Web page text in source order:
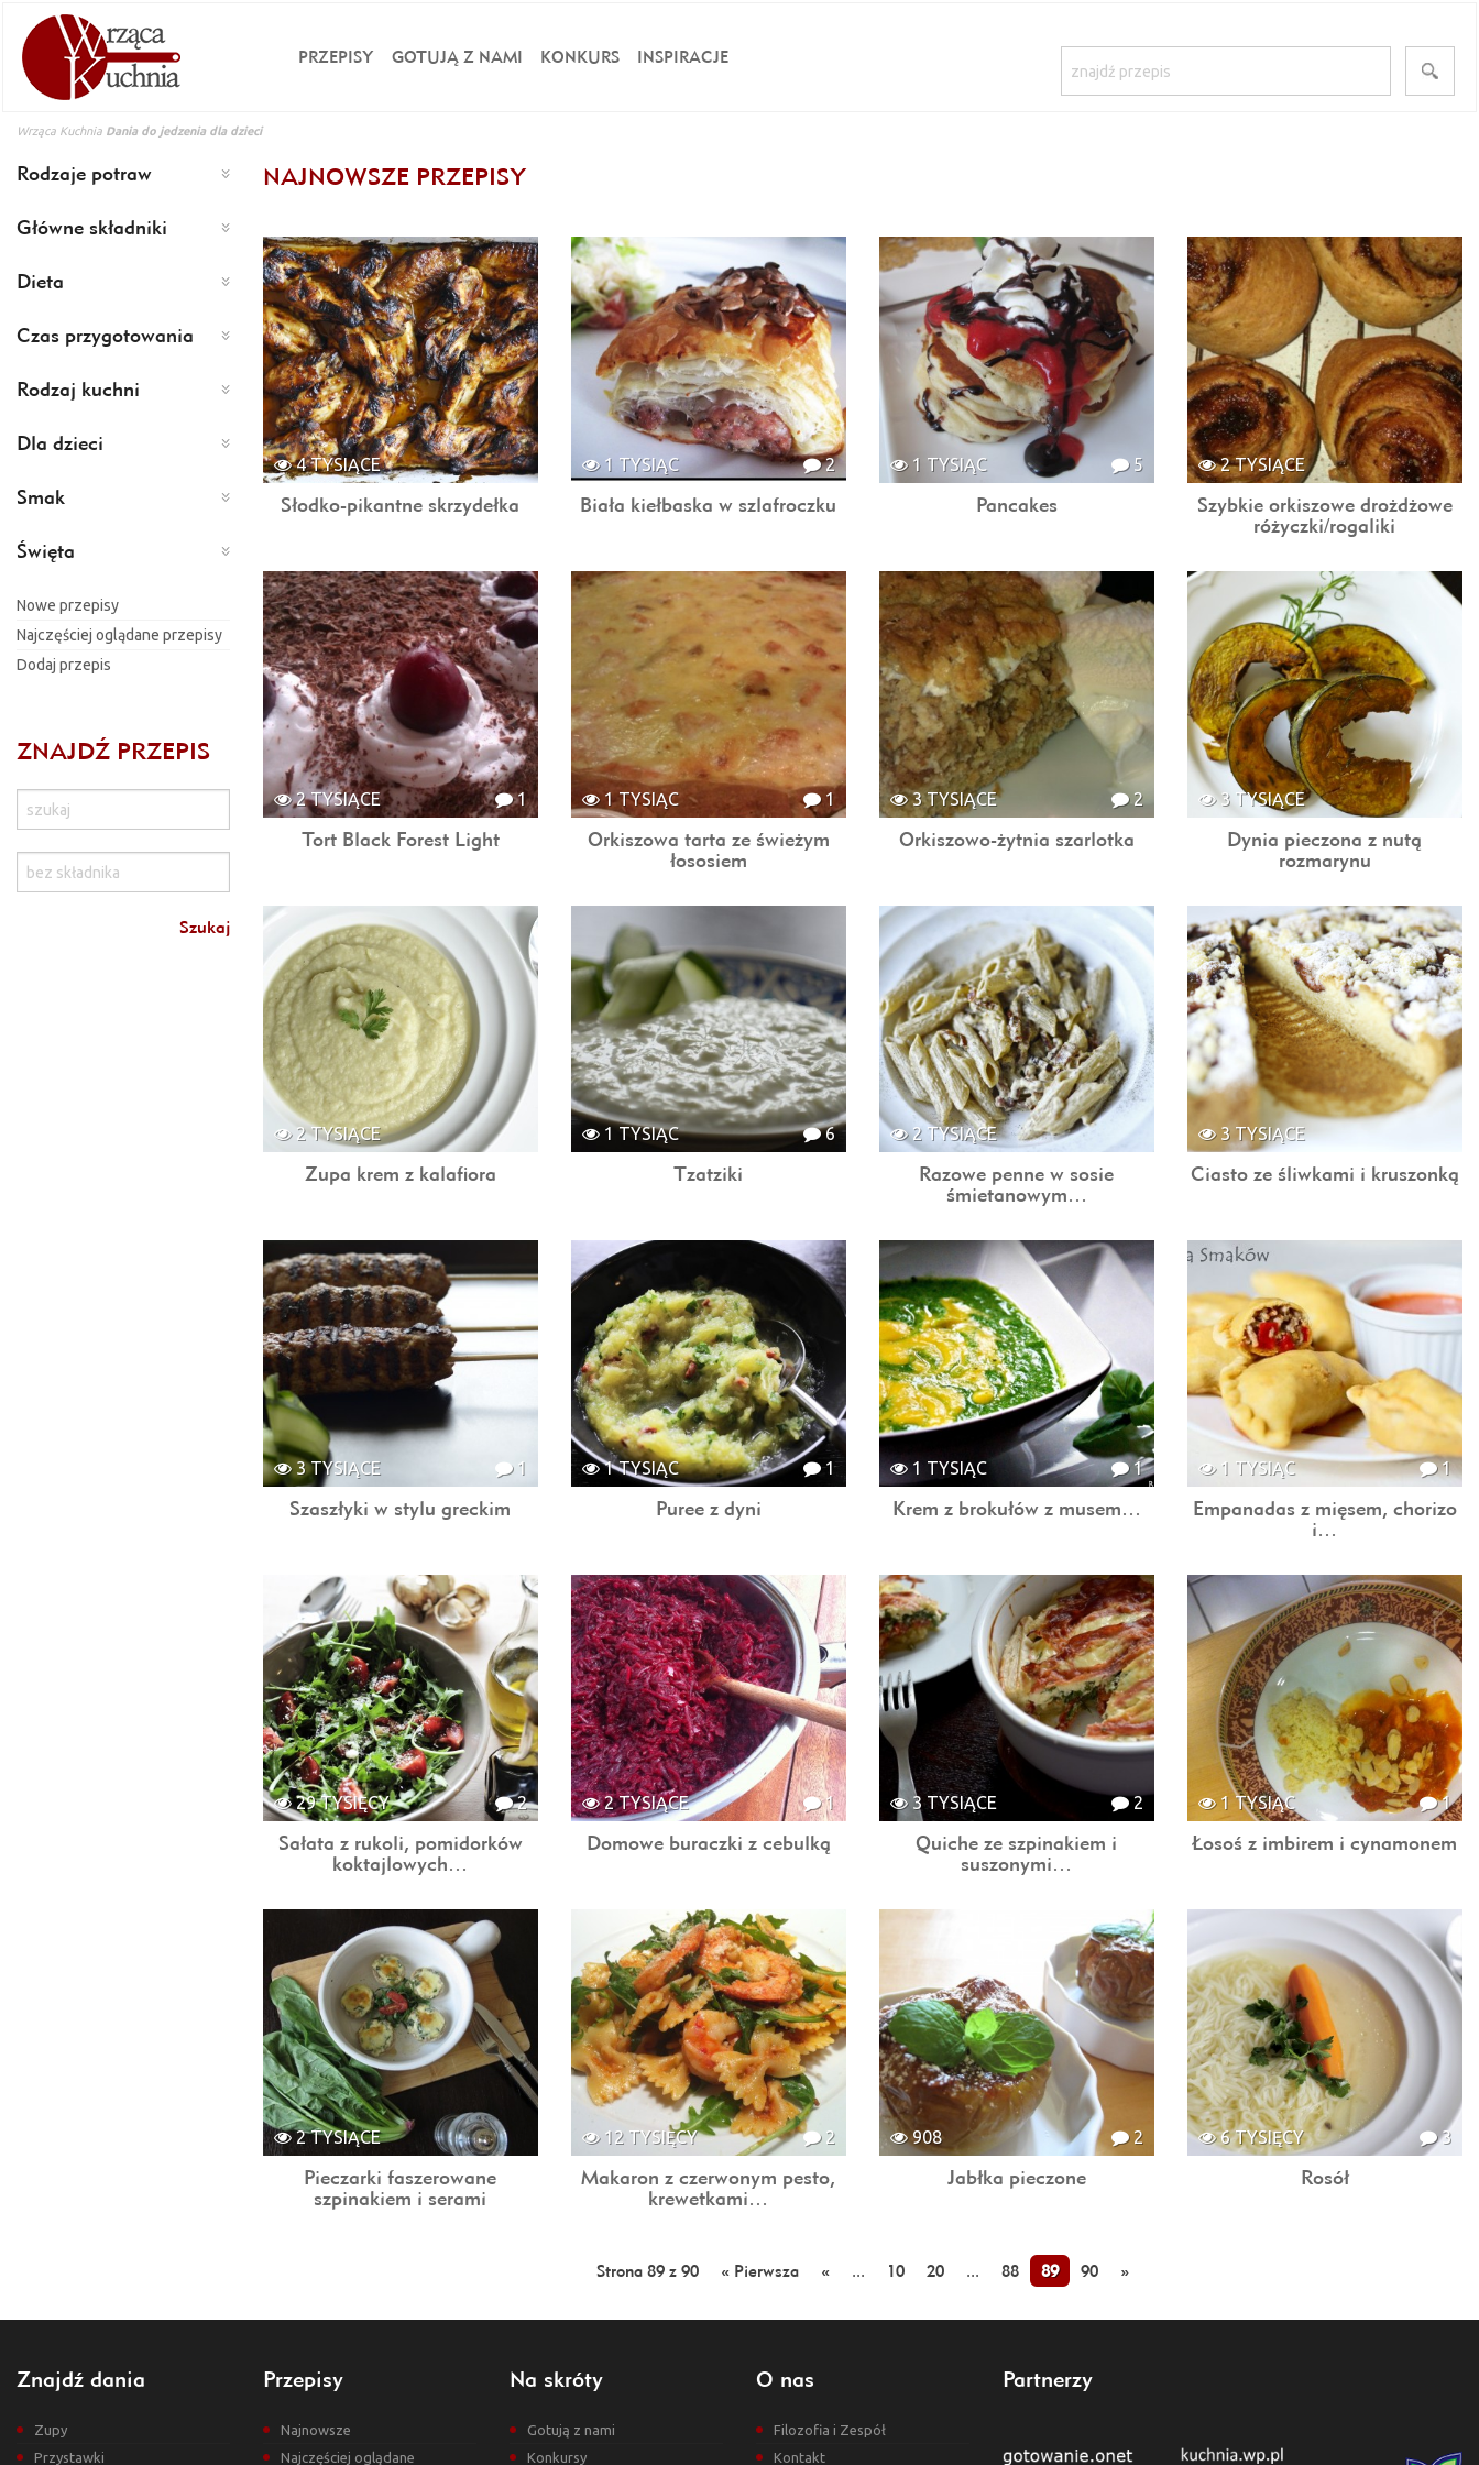
PRZEPISY GOTUJĄ Z NAMI KONKURS INSPIRACJE
Wrząca Kuchnia Dania do jedzenia dla dzieci
Rodzaje potraw
Główne składniki
Dieta
Czas przygotowania
Rodzaj kuchni
Dla dzieci
Smak
Święta
Nowe przepisy
Najczęściej oglądane przepisy
Dodaj przepis
ZNAJDŹ PRZEPIS
NAJNOWSZE PRZEPISY
4 TYSIĄCE
Słodko-pikantne skrzydełka
2
1 TYSIĄC
Biała kiełbaska w szlafroczku
5
1 TYSIĄC
Pancakes
2 TYSIĄCE
Szybkie orkiszowe drożdżowe
różyczki/rogaliki
1
2 TYSIĄCE
Tort Black Forest Light
1
1 TYSIĄC
Orkiszowa tarta ze świeżym
łososiem
2
3 TYSIĄCE
Orkiszowo-żytnia szarlotka
3 TYSIĄCE
Dynia pieczona z nutą
rozmarynu
2 TYSIĄCE
Zupa krem z kalafiora
6
1 TYSIĄC
Tzatziki
2 TYSIĄCE
Razowe penne w sosie
śmietanowym…
3 TYSIĄCE
Ciasto ze śliwkami i kruszonką
1
3 TYSIĄCE
Szaszłyki w stylu greckim
1
1 TYSIĄC
Puree z dyni
1
1 TYSIĄC
Krem z brokułów z musem…
1
1 TYSIĄC
Empanadas z mięsem, chorizo
i…
2
29 TYSIĘCY
Sałata z rukoli, pomidorków
koktajlowych…
1
2 TYSIĄCE
Domowe buraczki z cebulką
2
3 TYSIĄCE
Quiche ze szpinakiem i
suszonymi…
1
1 TYSIĄC
Łosoś z imbirem i cynamonem
2 TYSIĄCE
Pieczarki faszerowane
szpinakiem i serami
2
12 TYSIĘCY
Makaron z czerwonym pesto,
krewetkami…
2
908
Jabłka pieczone
3
6 TYSIĘCY
Rosół
Strona 89 z 90 « Pierwsza « ... 10 20 ... 88 89 90 »
Znajdź dania
Zupy
Przystawki
Przepisy
Najnowsze
Najczęściej oglądane
Na skróty
Gotują z nami
Konkursy
O nas
Filozofia i Zespół
Kontakt
Partnerzy